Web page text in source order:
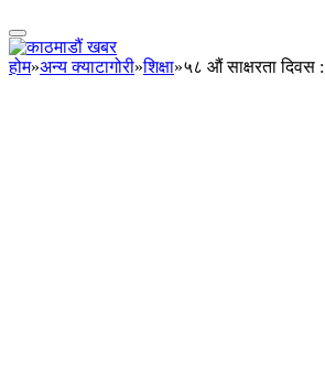
होम»अन्य क्याटागोरी»शिक्षा»५८ औं साक्षरता दिवस